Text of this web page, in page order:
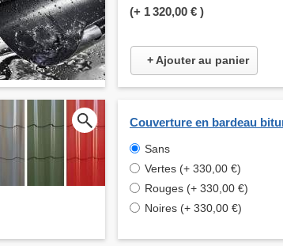
(+ 1 320,00 € )
+ Ajouter au panier
Couverture en bardeau
Sans
Vertes (+ 330,00 €)
Rouges (+ 330,00 €)
Noires (+ 330,00 €)